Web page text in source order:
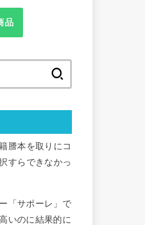
品
謄本を取りにコ
すらできなかっ
「サポーレ」で
いのに結果的に